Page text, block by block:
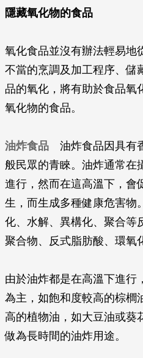
隱藏氧化物的食品
氧化食品並沒有辦法輕易地
不當的烹調及加工程序、儲
品的氧化，將有助於食品氧
氧化物的食品。
油炸食品 油炸食品因具有
般民眾的青睞。油炸通常在
進行，然而在這高溫下，會
生，而生成多種健康危害物
化、水解、異構化、聚合等
聚合物、反式脂肪酸、環氧
由於油炸都是在高溫下進行
為主，如飽和度較高的棕櫚
高的植物油，如大豆油或葵
做為長時間的油炸用途。